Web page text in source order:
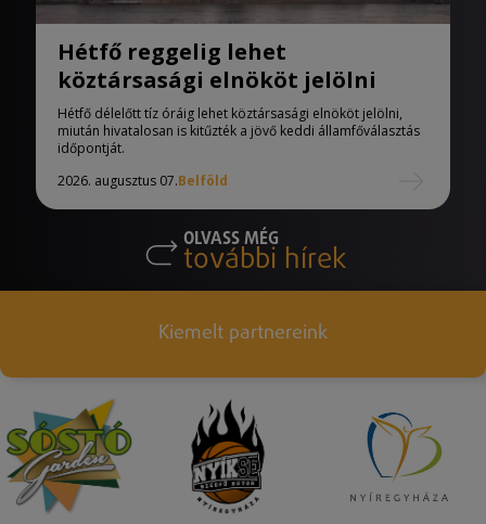
Hétfő reggelig lehet
köztársasági elnököt jelölni
Hétfő délelőtt tíz óráig lehet köztársasági elnököt jelölni,
miután hivatalosan is kitűzték a jövő keddi államfőválasztás
időpontját.
2026. augusztus 07.Belföld
OLVASS MÉG
további hírek
Kiemelt partnereink